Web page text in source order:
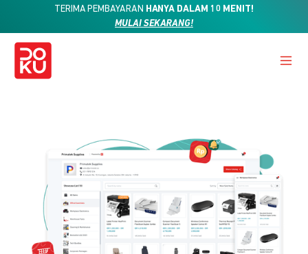
TERIMA PEMBAYARAN HANYA DALAM 10 MENIT!
MULAI SEKARANG!